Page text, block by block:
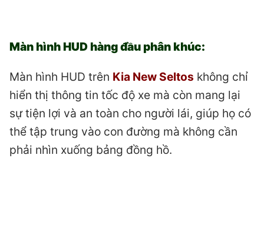
Màn hình HUD hàng đầu phân khúc:
Màn hình HUD trên Kia New Seltos không chỉ
hiển thị thông tin tốc độ xe mà còn mang lại
sự tiện lợi và an toàn cho người lái, giúp họ có
thể tập trung vào con đường mà không cần
phải nhìn xuống bảng đồng hồ.